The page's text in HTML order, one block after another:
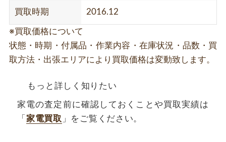
買取時期 2016.12
※買取価格について
状態・時期・付属品・作業内容・在庫状況・品数・買
取方法・出張エリアにより買取価格は変動致します。
もっと詳しく知りたい
家電の査定前に確認しておくことや買取実績は
「 家電買取 」をご覧ください。